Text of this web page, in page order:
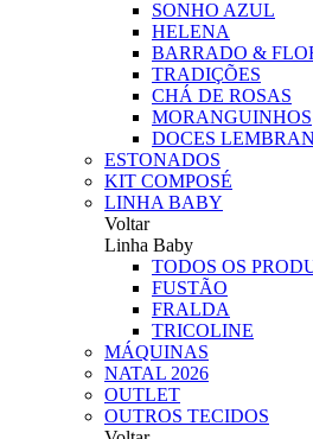
SONHO AZUL
HELENA
BARRADO &
TRADIÇÕES
CHÁ DE ROSAS
MORANGUINHOS
DOCES
ESTONADOS
KIT COMPOSÉ
LINHA BABY
Voltar
Linha Baby
TODOS OS
FUSTÃO
FRALDA
TRICOLINE
MÁQUINAS
NATAL 2026
OUTLET
OUTROS TECIDOS